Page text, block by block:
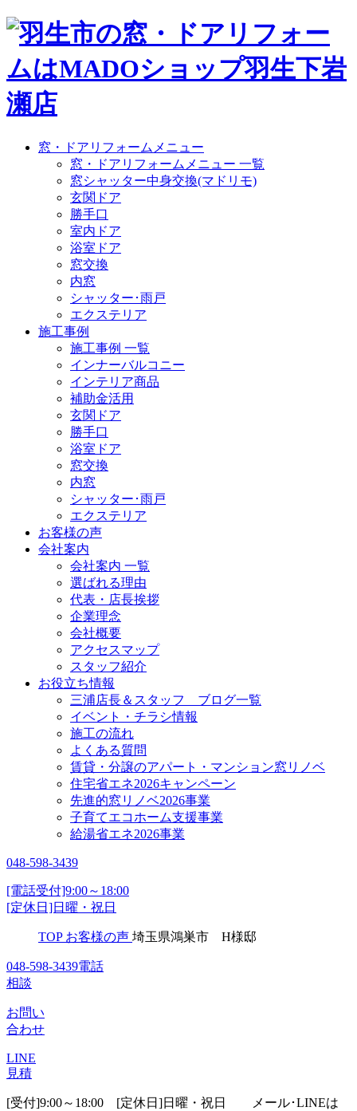
窓・ドアリフォームメニュー
窓・ドアリフォームメニュー 一覧
窓シャッター中身交換(マドリモ)
玄関ドア
勝手口
室内ドア
浴室ドア
窓交換
内窓
シャッター･雨戸
エクステリア
施工事例
施工事例 一覧
インナーバルコニー
インテリア商品
補助金活用
玄関ドア
勝手口
浴室ドア
窓交換
内窓
シャッター･雨戸
エクステリア
お客様の声
会社案内
会社案内 一覧
選ばれる理由
代表・店長挨拶
企業理念
会社概要
アクセスマップ
スタッフ紹介
お役立ち情報
三浦店長＆スタッフ ブログ一覧
イベント・チラシ情報
施工の流れ
よくある質問
賃貸・分譲のアパート・マンション窓リノベ
住宅省エネ2026キャンペーン
先進的窓リノベ2026事業
子育てエコホーム支援事業
給湯省エネ2026事業
048-598-3439
[電話受付]9:00～18:00
[定休日]日曜・祝日
TOP お客様の声 埼玉県鴻巣市 H様邸
048-598-3439電話
相談
お問い
合わせ
LINE
見積
[受付]9:00～18:00 [定休日]日曜・祝日
メール･LINEは